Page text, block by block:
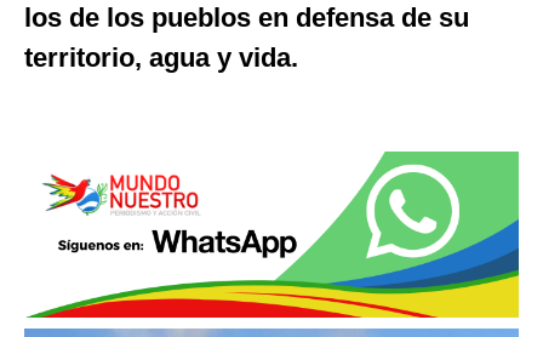
los de los pueblos en defensa de su
territorio, agua y vida.